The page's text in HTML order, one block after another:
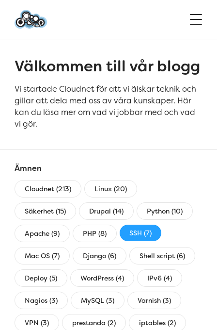
Välkommen till vår blogg
Vi startade Cloudnet för att vi älskar teknik och
gillar att dela med oss av våra kunskaper. Här
kan du läsa mer om vad vi jobbar med och vad
vi gör.
Ämnen
Cloudnet (213) Linux (20)
Säkerhet (15) Drupal (14) Python (10)
Apache (9) PHP (8) SSH (7)
Mac OS (7) Django (6) Shell script (6)
Deploy (5) WordPress (4) IPv6 (4)
Nagios (3) MySQL (3) Varnish (3)
VPN (3) prestanda (2) iptables (2)